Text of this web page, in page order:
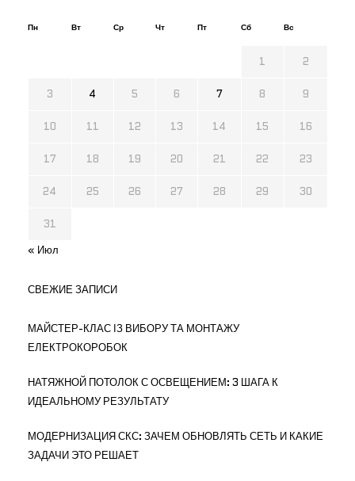
Пн Вт Ср Чт Пт Сб Вс
1 2
3 4 5 6 7 8 9
10 11 12 13 14 15 16
17 18 19 20 21 22 23
24 25 26 27 28 29 30
31
« Июл
СВЕЖИЕ ЗАПИСИ
МАЙСТЕР-КЛАС ІЗ ВИБОРУ ТА МОНТАЖУ
ЕЛЕКТРОКОРОБОК
НАТЯЖНОЙ ПОТОЛОК С ОСВЕЩЕНИЕМ: 3 ШАГА К
ИДЕАЛЬНОМУ РЕЗУЛЬТАТУ
МОДЕРНИЗАЦИЯ СКС: ЗАЧЕМ ОБНОВЛЯТЬ СЕТЬ И КАКИЕ
ЗАДАЧИ ЭТО РЕШАЕТ